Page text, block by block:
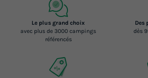
Le plus grand choix
avec plus de 3000 campings
référencés
Des
dès